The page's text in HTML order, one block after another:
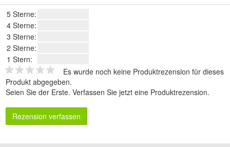
5 Sterne:
4 Sterne:
3 Sterne:
2 Sterne:
1 Stern:
Es wurde noch keine Produktrezension für dieses
Produkt abgegeben.
Seien Sie der Erste. Verfassen Sie jetzt eine Produktrezension.
Rezension verfassen